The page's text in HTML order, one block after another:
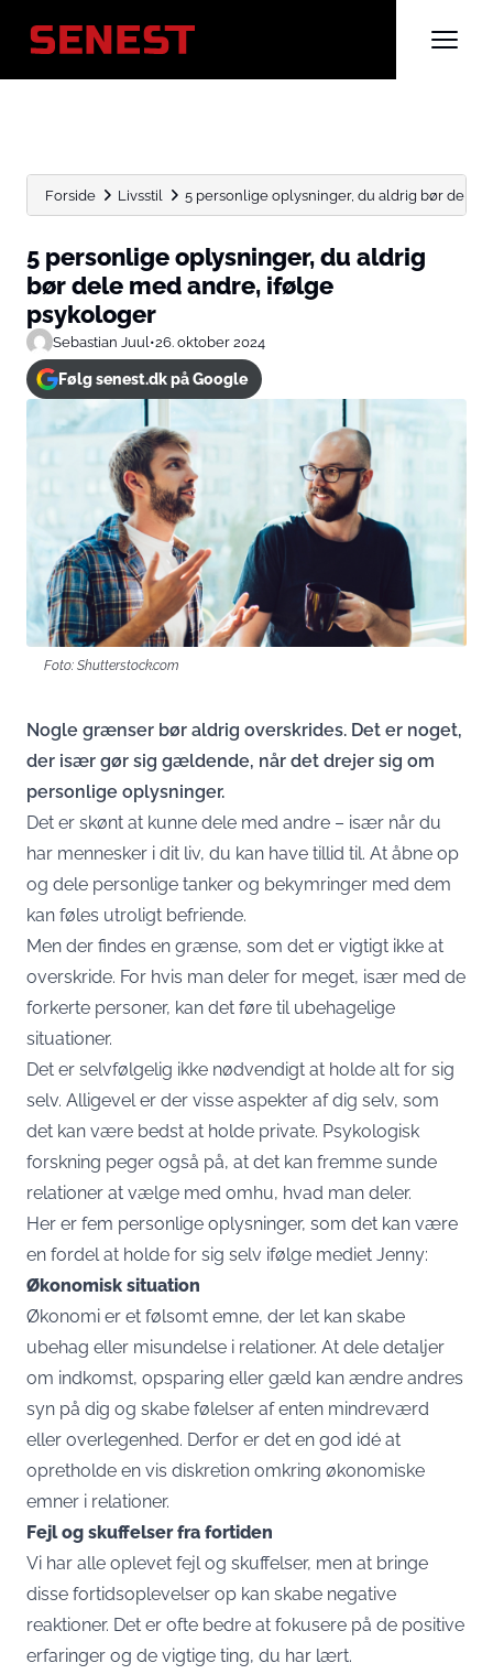
Forside Livsstil 5 personlige oplysninger, du aldrig bør dele
5 personlige oplysninger, du aldrig
bør dele med andre, ifølge
psykologer
Sebastian Juul •26. oktober 2024
Følg senest.dk på Google
Foto: Shutterstock.com
Nogle grænser bør aldrig overskrides. Det er noget,
der især gør sig gældende, når det drejer sig om
personlige oplysninger.
Det er skønt at kunne dele med andre – især når du
har mennesker i dit liv, du kan have tillid til. At åbne op
og dele personlige tanker og bekymringer med dem
kan føles utroligt befriende.
Men der findes en grænse, som det er vigtigt ikke at
overskride. For hvis man deler for meget, især med de
forkerte personer, kan det føre til ubehagelige
situationer.
Det er selvfølgelig ikke nødvendigt at holde alt for sig
selv. Alligevel er der visse aspekter af dig selv, som
det kan være bedst at holde private. Psykologisk
forskning peger også på, at det kan fremme sunde
relationer at vælge med omhu, hvad man deler.
Her er fem personlige oplysninger, som det kan være
en fordel at holde for sig selv ifølge mediet Jenny:
Økonomisk situation
Økonomi er et følsomt emne, der let kan skabe
ubehag eller misundelse i relationer. At dele detaljer
om indkomst, opsparing eller gæld kan ændre andres
syn på dig og skabe følelser af enten mindreværd
eller overlegenhed. Derfor er det en god idé at
opretholde en vis diskretion omkring økonomiske
emner i relationer.
Fejl og skuffelser fra fortiden
Vi har alle oplevet fejl og skuffelser, men at bringe
disse fortidsoplevelser op kan skabe negative
reaktioner. Det er ofte bedre at fokusere på de positive
erfaringer og de vigtige ting, du har lært.